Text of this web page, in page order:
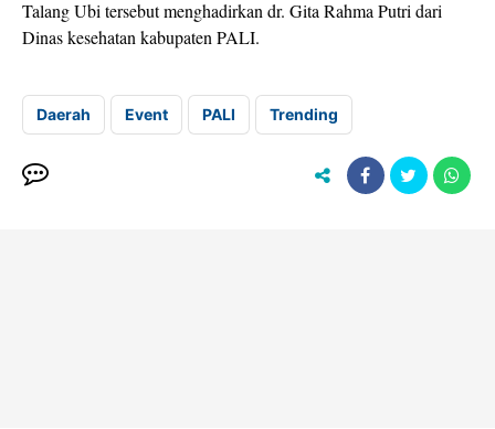
Talang Ubi tersebut menghadirkan dr. Gita Rahma Putri dari
Dinas kesehatan kabupaten PALI.
Daerah Event PALI Trending